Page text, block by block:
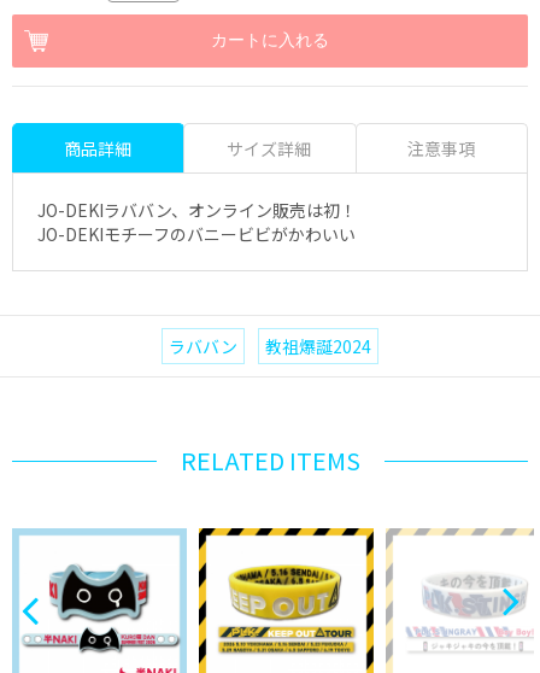
商品詳細 サイズ詳細 注意事項
JO-DEKIラババン、オンライン販売は初！
JO-DEKIモチーフのバニービビがかわいい
ラババン 教祖爆誕2024
RELATED ITEMS